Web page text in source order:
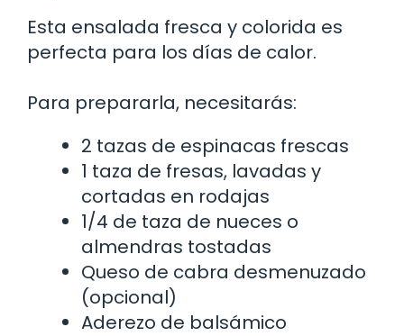
Esta ensalada fresca y colorida es
perfecta para los días de calor.
Para prepararla, necesitarás:
2 tazas de espinacas frescas
1 taza de fresas, lavadas y
cortadas en rodajas
1/4 de taza de nueces o
almendras tostadas
Queso de cabra desmenuzado
(opcional)
Aderezo de balsámico